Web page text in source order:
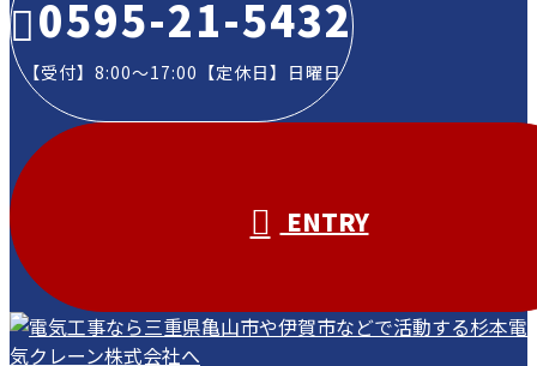
0595-21-5432
【受付】8:00～17:00【定休日】日曜日
ENTRY